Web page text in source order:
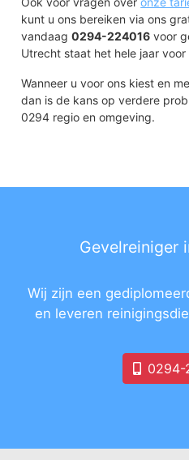
kunt u ons bereiken via ons
vandaag0294-224016 voor
Utrecht staat het hele jaar voor
Wanneer u voor ons kiest en
dan is de kans op verdere
0294 regio en omgeving.
Gevelreiniger
Wij zijn een
en leveren
0294-